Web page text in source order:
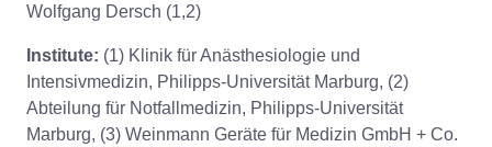
Wolfgang Dersch (1,2)
Institute: (1) Klinik für Anästhesiologie und
Intensivmedizin, Philipps-Universität Marburg, (2)
Abteilung für Notfallmedizin, Philipps-Universität
Marburg, (3) Weinmann Geräte für Medizin GmbH + Co.